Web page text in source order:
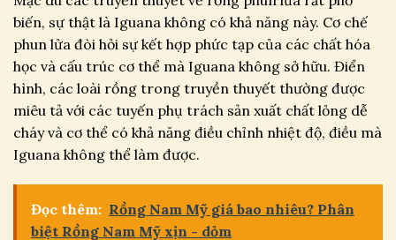
biến, sự thật là Iguana không có khả năng này. Cơ chế
phun lửa đòi hỏi sự kết hợp phức tạp của các chất hóa
học và cấu trúc cơ thể mà Iguana không sở hữu. Điển
hình, các loài rồng trong truyền thuyết thường được
miêu tả với các tuyến phụ trách sản xuất chất lỏng dễ
cháy và cơ thể có khả năng điều chỉnh nhiệt độ, điều mà
Iguana không thể làm được.
Đọc thêm: Rồng Nam Mỹ giá bao nhiêu? Phân
biệt Rồng Nam Mỹ xịn - dỏm